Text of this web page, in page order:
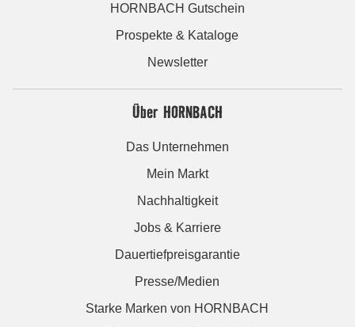
HORNBACH Gutschein
Prospekte & Kataloge
Newsletter
Über HORNBACH
Das Unternehmen
Mein Markt
Nachhaltigkeit
Jobs & Karriere
Dauertiefpreisgarantie
Presse/Medien
Starke Marken von HORNBACH